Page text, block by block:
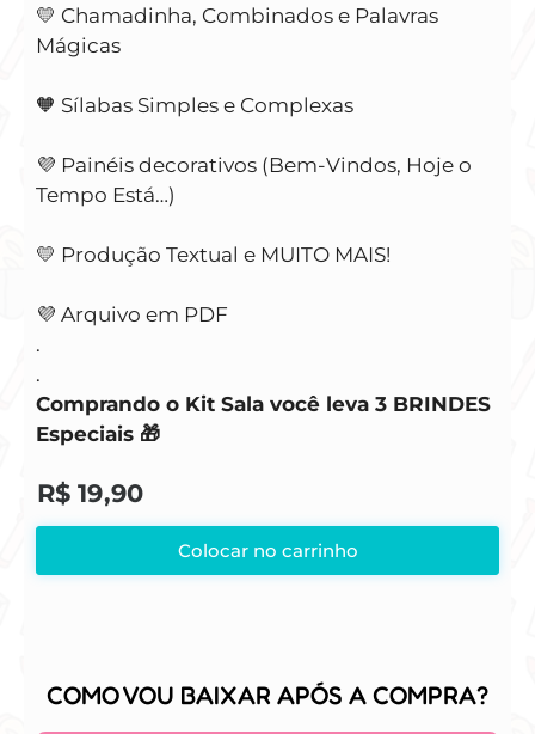
💛 Chamadinha, Combinados e Palavras
Mágicas
🧡 Sílabas Simples e Complexas
💜 Painéis decorativos (Bem-Vindos, Hoje o
Tempo Está…)
💛 Produção Textual e MUITO MAIS!
💜 Arquivo em PDF
.
.
Comprando o Kit Sala você leva 3 BRINDES
Especiais 🎁
R$ 19,90
Colocar no carrinho
COMO VOU BAIXAR APÓS A COMPRA?